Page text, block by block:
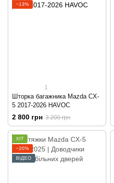
−13%
1
Шторка багажника Mazda CX-
5 2017-2026 HAVOC
2 800 грн 3 200 грн
ХІТ
−20%
ВІДЕО